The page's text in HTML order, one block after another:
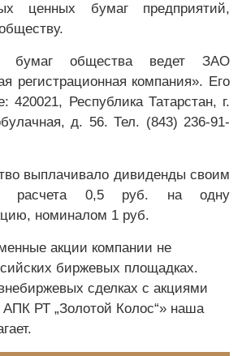
ценных бумаг предприятий,
бумаг общества ведет ЗАО
регистрационная компания». Его
420021, Республика Татарстан, г.
д. 56. Тел. (843) 236-91-
выплачивало дивиденды своим
расчета 0,5 руб. на одну
номиналом 1 руб.
акции компании не
биржевых площадках.
сделках с акциями
РТ „Золотой Колос“» наша